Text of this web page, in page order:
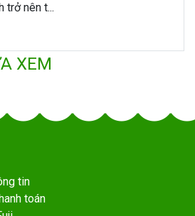
trở nên t...
XEM
tin
toán